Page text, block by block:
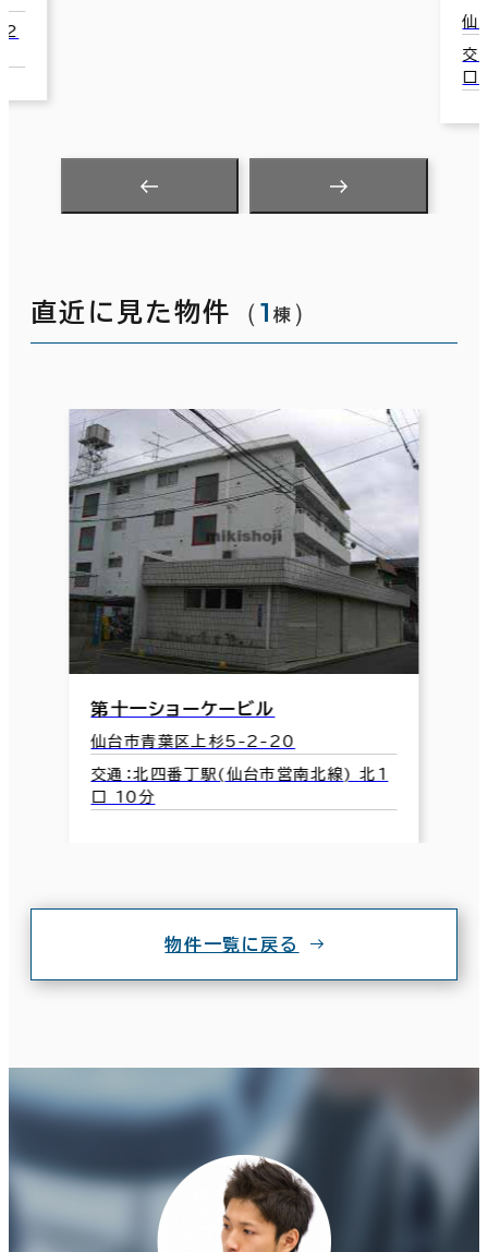
2
仙
交
直近に見た物件 （1 棟 ）
第十一ショーケービル
仙台市青葉区上杉5-2-20
交通：北四番丁駅(仙台市営南北線) 北1
口 10分
物件一覧に戻る